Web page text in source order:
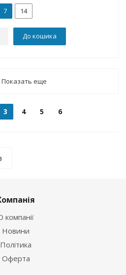
7 14
До кошика
Показать еще
3 4 5 6
компанії
Новини
Політика
Оферта